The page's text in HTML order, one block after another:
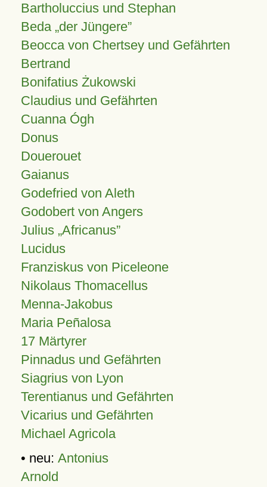
Bartholuccius und Stephan
Beda „der Jüngere”
Beocca von Chertsey und Gefährten
Bertrand
Bonifatius Żukowski
Claudius und Gefährten
Cuanna Ógh
Donus
Douerouet
Gaianus
Godefried von Aleth
Godobert von Angers
Julius Africanus
Lucidus
Franziskus von Piceleone
Nikolaus Thomacellus
Menna-Jakobus
Maria Peñalosa
17 Märtyrer
Pinnadus und Gefährten
Siagrius von Lyon
Terentianus und Gefährten
Vicarius und Gefährten
Michael Agricola
• neu: Antonius
Arnold